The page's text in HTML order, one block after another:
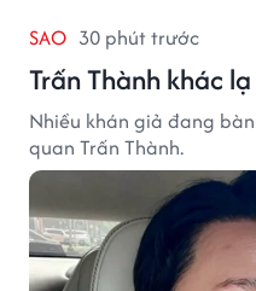
SAO 30 phút trước
Trấn Thành khác lạ
Nhiều khán giả đang
quan Trấn Thành.